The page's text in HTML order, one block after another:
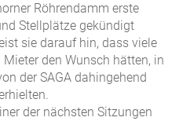
Röhrendamm erste
Stellplätze gekündigt
sie darauf hin, dass viele
den Wunsch hätten, in
der SAGA dahingehend
der nächsten Sitzungen